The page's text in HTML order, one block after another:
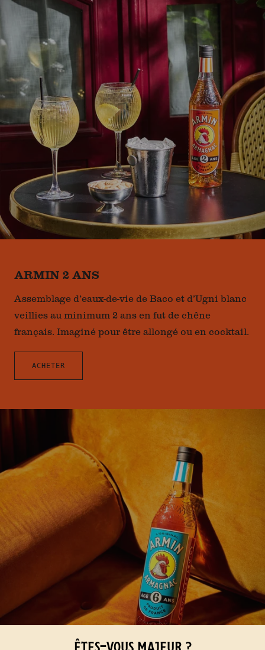
ARMIN 2 ANS
Assemblage d’eaux-de-vie de Baco et d’Ugni blanc
veillies au minimum 2 ans en fut de chêne
français. Imaginé pour être allongé ou en cocktail.
ACHETER